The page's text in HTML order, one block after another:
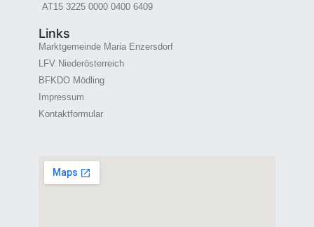
AT15 3225 0000 0400 6409
Links
Marktgemeinde Maria Enzersdorf
LFV Niederösterreich
BFKDO Mödling
Impressum
Kontaktformular